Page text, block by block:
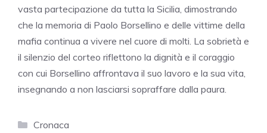
vasta partecipazione da tutta la Sicilia, dimostrando
che la memoria di Paolo Borsellino e delle vittime della
mafia continua a vivere nel cuore di molti. La sobrietà e
il silenzio del corteo riflettono la dignità e il coraggio
con cui Borsellino affrontava il suo lavoro e la sua vita,
insegnando a non lasciarsi sopraffare dalla paura.
Categorie
Cronaca